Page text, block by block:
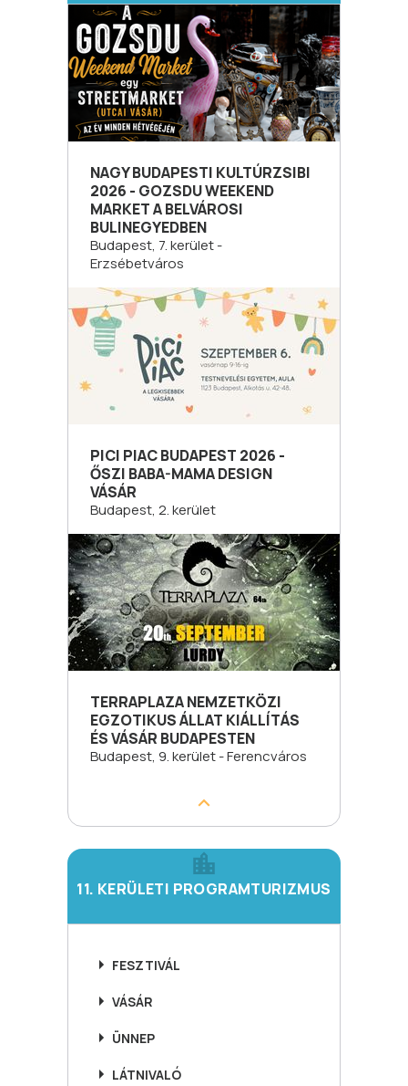
NAGY BUDAPESTI KULTÚRZSIBI
2026 - GOZSDU WEEKEND
MARKET A BELVÁROSI
BULINEGYEDBEN
Budapest, 7. kerület -
Erzsébetváros
PICI PIAC BUDAPEST 2026 -
ŐSZI BABA-MAMA DESIGN
VÁSÁR
Budapest, 2. kerület
TERRAPLAZA NEMZETKÖZI
EGZOTIKUS ÁLLAT KIÁLLÍTÁS
ÉS VÁSÁR BUDAPESTEN
Budapest, 9. kerület - Ferencváros
11. KERÜLETI PROGRAMTURIZMUS
FESZTIVÁL
VÁSÁR
ÜNNEP
LÁTNIVALÓ